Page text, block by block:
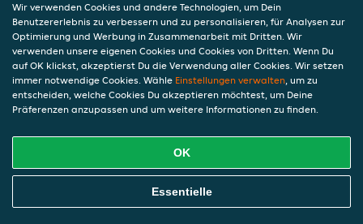
erforderlich, da JET und die Person, die dir das Guthaben
gewährt, eine separate Verantwortung für die Verarbeitung
und den Schutz deiner personenbezogenen Daten haben.
Solltest du weitere Fragen oder Beschwerden in Bezug auf
die Verarbeitung deiner personenbezogenen Daten haben,
kontaktieren wir dich gerne. Wir würden uns auch über
Tipps oder Vorschläge zur Verbesserung unserer Erklärung
JET nimmt den Schutz personenbezogener Daten sehr ernst
und daher ergreifen wir angemessene Maßnahmen, um
Wir verwenden Cookies und andere Technologien, um Dein
Benutzererlebnis zu verbessern und zu personalisieren, für Analysen zur
Optimierung und Werbung in Zusammenarbeit mit Dritten. Wir
verwenden unsere eigenen Cookies und Cookies von Dritten. Wenn Du
auf OK klickst, akzeptierst Du die Verwendung aller Cookies. Wir setzen
immer notwendige Cookies. Wähle Einstellungen verwalten, um zu
entscheiden, welche Cookies Du akzeptieren möchtest, um Deine
Präferenzen anzupassen und um weitere Informationen zu finden.
OK
Essentielle